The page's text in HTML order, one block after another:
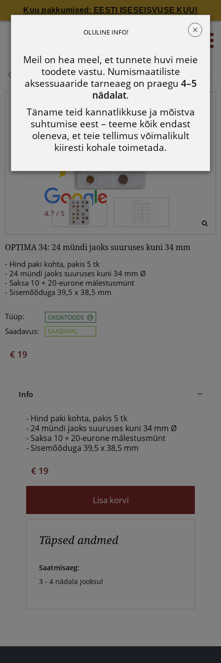
Kuu pakkumised: EESTI ISESEISVUSE KUU!
4.7 / 5
OPTIMA 34: 24 mündi jaoks
suuruses kuni 34 mm
OPTIMA 34: 24 mündi jaoks suuruses kuni 34 mm
- Hind paki kohta, pakis 5 tk
- 24 mündi jaoks suuruses kuni 34 mm Ø
- Saksa 10 + 20-eurone mälestusmünt
- Sisemõõduga 39,5 x 38,5 mm
Tüüp:
Saadavus:
ÜKSIKTOODE
SAADAVAL
€ 19
Info
- Hind paki kohta, pakis 5 tk
- 24 mündi jaoks suuruses kuni 34 mm Ø
- Saksa 10 + 20-eurone mälestusmünt
- Sisemõõduga 39,5 x 38,5 mm
€ 19
Lisa korvi
Täpsed andmed
Saatmisaeg:
3 - 4 nädala jooksul
OPTIMA 34: 24 mündi jaoks×
OLULINE INFO!
Meil on hea meel, et tunnete huvi meie
toodete vastu. Numismaatiliste
aksessuaaride tarneaeg on praegu 4–5
nädalat.
Täname teid kannatlikkuse ja mõistva
suhtumise eest – teeme kõik endast
oleneva, et teie tellimus võimalikult
kiiresti kohale toimetada.